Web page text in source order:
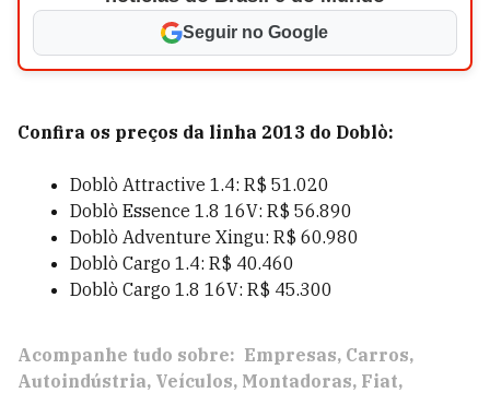
Seguir no Google
Confira os preços da linha 2013 do Doblò:
Doblò Attractive 1.4: R$ 51.020
Doblò Essence 1.8 16V: R$ 56.890
Doblò Adventure Xingu: R$ 60.980
Doblò Cargo 1.4: R$ 40.460
Doblò Cargo 1.8 16V: R$ 45.300
Acompanhe tudo sobre: Empresas Carros
Autoindústria Veículos Montadoras Fiat